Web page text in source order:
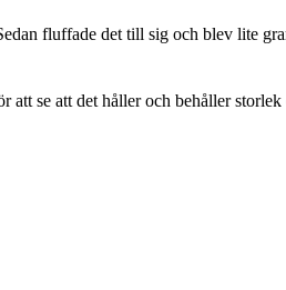
fluffade det till sig och blev lite
att se att det håller och behåller storlek